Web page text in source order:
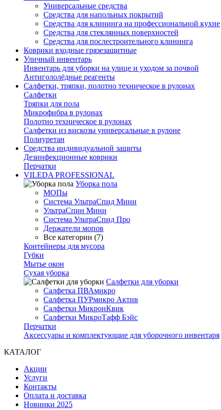
Универсальные средства
Средства для напольных покрытий
Средства для клининга на профессиональной кухне
Средства для стеклянных поверхностей
Средства для послестроительного клининга
Коврики входные грязезащитные
Уличный инвентарь
Инвентарь для уборки на улице и уходом за почвой
Антигололёдные реагенты
Салфетки, тряпки, полотно техническое в рулонах
Салфетки
Тряпки для пола
Микрофибра в рулонах
Полотно техническое в рулонах
Салфетки из вискозы универсальные в рулоне
Полиуретан
Средства индивидуальной защиты
Дезинфекционные коврики
Перчатки
VILEDA PROFESSIONAL
Уборка пола
МОПы
Система УльтраСпид Мини
УльтраСпин Мини
Система УльтраСпид Про
Держатели мопов
Все категории (7)
Контейнеры для мусора
Губки
Мытье окон
Сухая уборка
Салфетки для уборки
Салфетка ПВАмикро
Салфетка ПУРмикро Актив
Салфетки МикронКвик
Салфетки МикроТафф Бэйс
Перчатки
Аксессуары и комплектующие для уборочного инвентаря
КАТАЛОГ
Акции
Услуги
Контакты
Оплата и доставка
Новинки 2025